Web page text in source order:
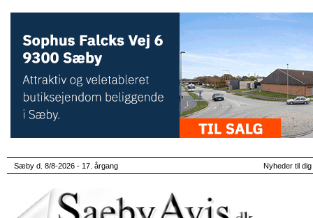
Sæby d. 8/8-2026 - 17. årgang Nyheder til